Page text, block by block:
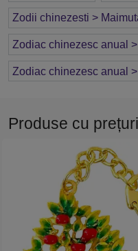
Zodii chinezesti >
Zodiac chinezesc anual
Zodiac chinezesc anual
Produse cu